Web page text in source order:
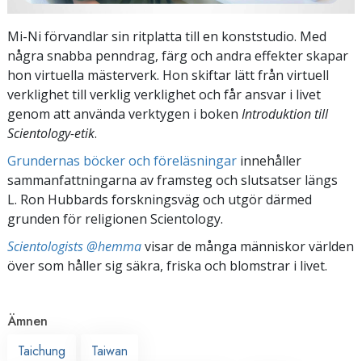
Mi-Ni förvandlar sin ritplatta till en konststudio. Med
några snabba penndrag, färg och andra effekter skapar
hon virtuella mästerverk. Hon skiftar lätt från virtuell
verklighet till verklig verklighet och får ansvar i livet
genom att använda verktygen i boken Introduktion till
Scientology-etik.
Grundernas böcker och föreläsningar innehåller
sammanfattningarna av framsteg och slutsatser längs
L. Ron Hubbards forskningsväg och utgör därmed
grunden för religionen Scientology.
Scientologists @hemmavisar de många människor världen
över som håller sig säkra, friska och blomstrar i livet.
Ämnen
Taichung
Taiwan